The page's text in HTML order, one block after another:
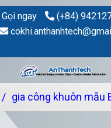
Gọi ngay
(+84)
/ gia công khuôn mẫu